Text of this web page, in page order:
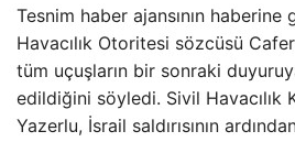
Tesnim haber ajansının haberine
Havacılık Otoritesi sözcüsü
tüm uçuşların bir sonraki
edildiğini söyledi. Sivil Havacılık
Yazerlu, İsrail saldırısının